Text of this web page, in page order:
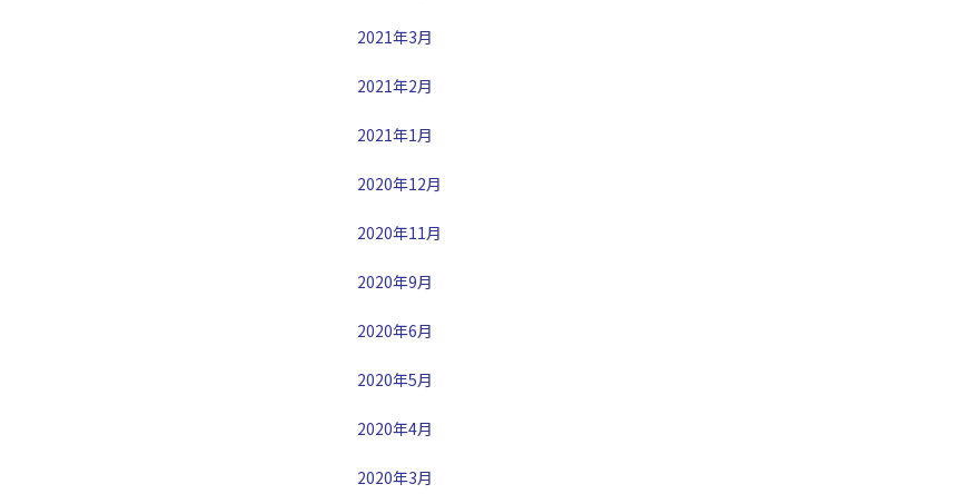
2021年3月
2021年2月
2021年1月
2020年12月
2020年11月
2020年9月
2020年6月
2020年5月
2020年4月
2020年3月